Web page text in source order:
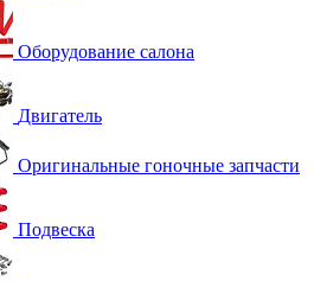
Оборудование салона
Двигатель
Оригинальные гоночные запчасти
Подвеска